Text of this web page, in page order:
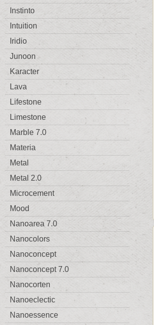
Instinto
Intuition
Iridio
Junoon
Karacter
Lava
Lifestone
Limestone
Marble 7.0
Materia
Metal
Metal 2.0
Microcement
Mood
Nanoarea 7.0
Nanocolors
Nanoconcept
Nanoconcept 7.0
Nanocorten
Nanoeclectic
Nanoessence